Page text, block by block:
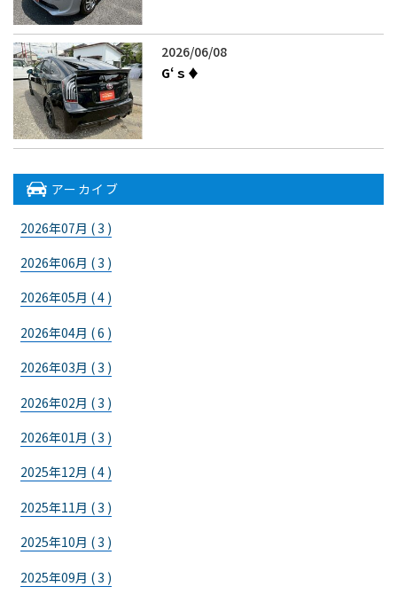
2026/06/08
G‘ｓ♦
アーカイブ
2026年07月 ( 3 )
2026年06月 ( 3 )
2026年05月 ( 4 )
2026年04月 ( 6 )
2026年03月 ( 3 )
2026年02月 ( 3 )
2026年01月 ( 3 )
2025年12月 ( 4 )
2025年11月 ( 3 )
2025年10月 ( 3 )
2025年09月 ( 3 )